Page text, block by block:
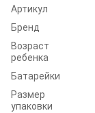
Артикул
Бренд
Возраст
ребенка
Батарейки
Размер
упаковки